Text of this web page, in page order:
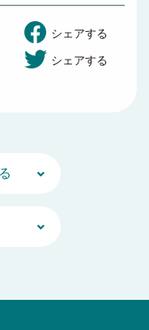
シェアする
シェアする